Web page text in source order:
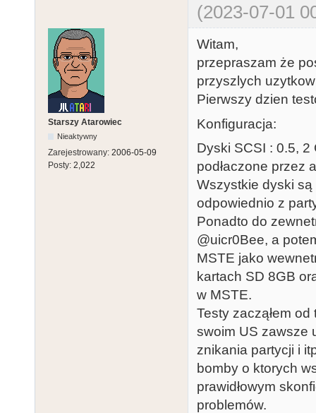
(2023-07-01
Starszy Atarowiec
Nieaktywny
Zarejestrowany: 2006-05-09
Posty: 2,022
Witam,
przepraszam że
przyszlych
Pierwszy dzien
Konfiguracja:
Dyski SCSI : 0.5,
podłaczone przez
Wszystkie dyski są
odpowiednio z
Ponadto do
@uicr0Bee, a
MSTE jako
kartach SD 8GB
w MSTE.
Testy zacząłem
swoim US zawsze
znikania partycji i
bomby o ktorych
prawidłowym
problemów.